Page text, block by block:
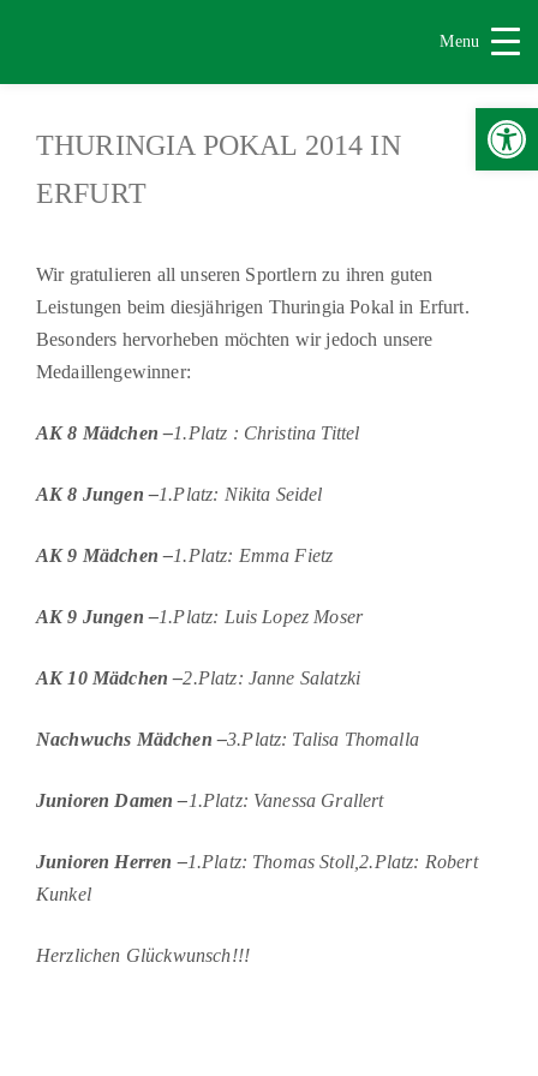
Menu
THURINGIA POKAL 2014 IN
ERFURT
Wir gratulieren all unseren Sportlern zu ihren guten
Leistungen beim diesjährigen Thuringia Pokal in Erfurt.
Besonders hervorheben möchten wir jedoch unsere
Medaillengewinner:
AK 8 Mädchen –1.Platz : Christina Tittel
AK 8 Jungen –1.Platz: Nikita Seidel
AK 9 Mädchen –1.Platz: Emma Fietz
AK 9 Jungen –1.Platz: Luis Lopez Moser
AK 10 Mädchen –2.Platz: Janne Salatzki
Nachwuchs Mädchen –3.Platz: Talisa Thomalla
Junioren Damen –1.Platz: Vanessa Grallert
Junioren Herren –1.Platz: Thomas Stoll,2.Platz: Robert
Kunkel
Herzlichen Glückwunsch!!!